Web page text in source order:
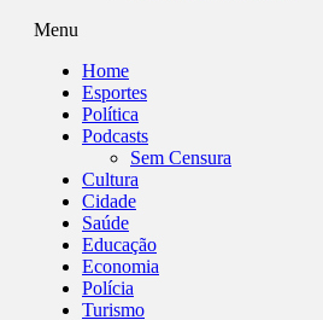
Menu
Home
Esportes
Política
Podcasts
Sem Censura
Cultura
Cidade
Saúde
Educação
Economia
Polícia
Turismo